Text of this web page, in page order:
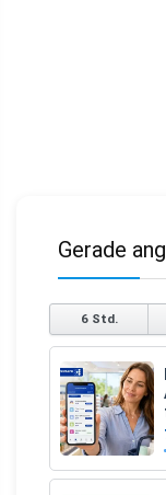
Gerade
6 Std.